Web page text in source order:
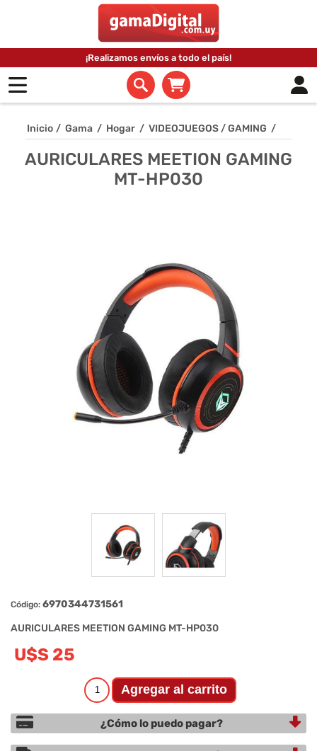
¡Realizamos envíos a todo el país!
Inicio / Gama / Hogar / VIDEOJUEGOS / GAMING /
AURICULARES MEETION GAMING
MT-HP030
Código: 6970344731561
AURICULARES MEETION GAMING MT-HP030
U$S 25
¿Cómo lo puedo pagar?